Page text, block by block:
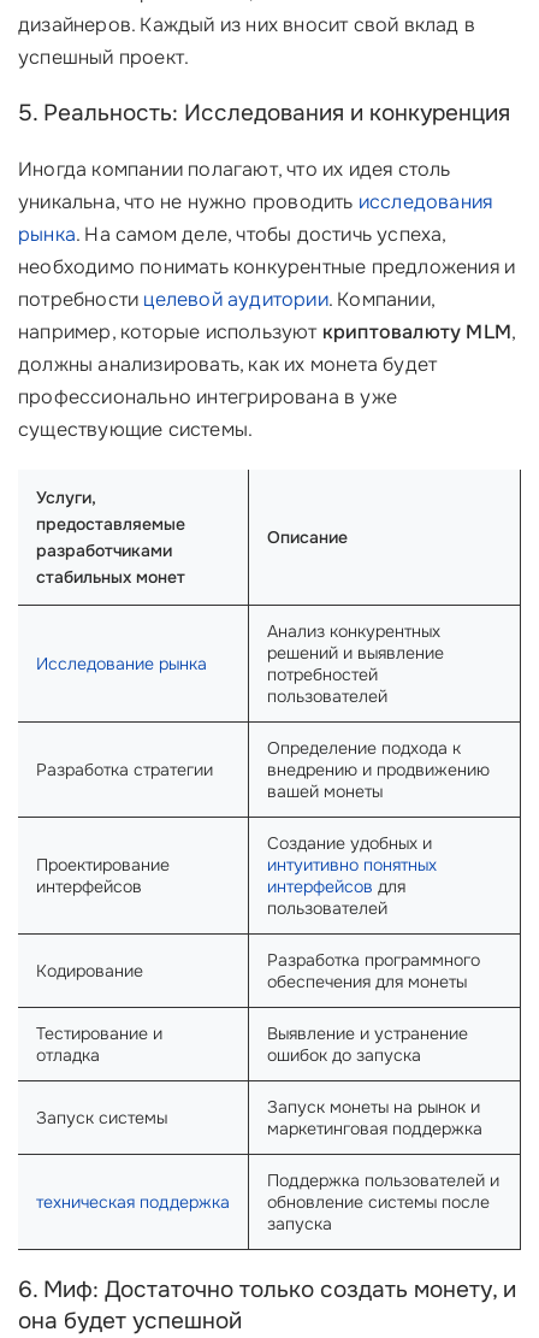
дизайнеров. Каждый из них вносит свой вклад в
успешный проект.
5. Реальность: Исследования и конкуренция
Иногда компании полагают, что их идея столь
уникальна, что не нужно проводить исследования
рынка. На самом деле, чтобы достичь успеха,
необходимо понимать конкурентные предложения и
потребности целевой аудитории. Компании,
например, которые используют криптовалюту MLM,
должны анализировать, как их монета будет
профессионально интегрирована в уже
существующие системы.
Услуги,
предоставляемые
разработчиками
стабильных монет
Описание
Исследование рынка
Анализ конкурентных
решений и выявление
потребностей
пользователей
Разработка стратегии
Определение подхода к
внедрению и продвижению
вашей монеты
Проектирование
интерфейсов
Создание удобных и
интуитивно понятных
интерфейсов для
пользователей
Кодирование
Разработка программного
обеспечения для монеты
Тестирование и
отладка
Выявление и устранение
ошибок до запуска
Запуск системы
Запуск монеты на рынок и
маркетинговая поддержка
техническая поддержка
Поддержка пользователей и
обновление системы после
запуска
6. Миф: Достаточно только создать монету, и
она будет успешной